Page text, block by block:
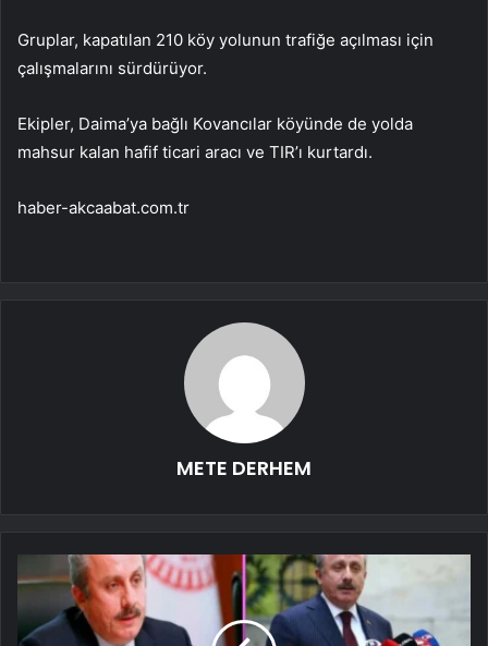
Gruplar, kapatılan 210 köy yolunun trafiğe açılması için
çalışmalarını sürdürüyor.
Ekipler, Daima’ya bağlı Kovancılar köyünde de yolda
mahsur kalan hafif ticari aracı ve TIR’ı kurtardı.
haber-akcaabat.com.tr
METE DERHEM